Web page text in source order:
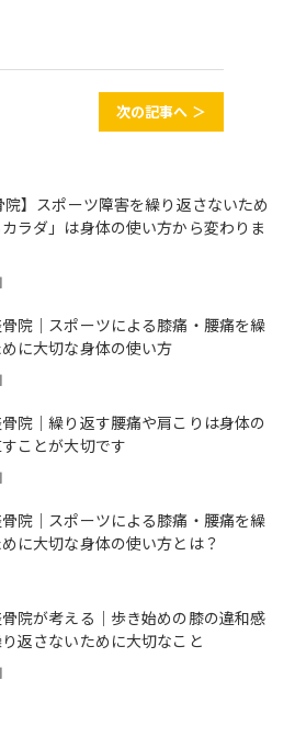
次の記事へ ＞
院】スポーツ障害を繰り返さないため
ラダ」は身体の使い方から変わりま
院｜スポーツによる膝痛・腰痛を繰
に大切な身体の使い方
院｜繰り返す腰痛や肩こりは身体の
ことが大切です
院｜スポーツによる膝痛・腰痛を繰
に大切な身体の使い方とは？
院が考える｜歩き始めの膝の違和感
返さないために大切なこと